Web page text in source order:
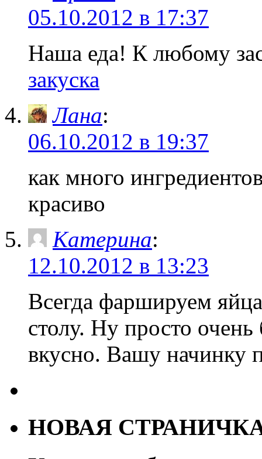
05.10.2012 в 17:37
Наша еда! К любому
закуска
Лана:
06.10.2012 в 19:37
как много
красиво
Катерина:
12.10.2012 в 13:23
Всегда фаршируем
столу. Ну просто
вкусно. Вашу начинку
НОВАЯ